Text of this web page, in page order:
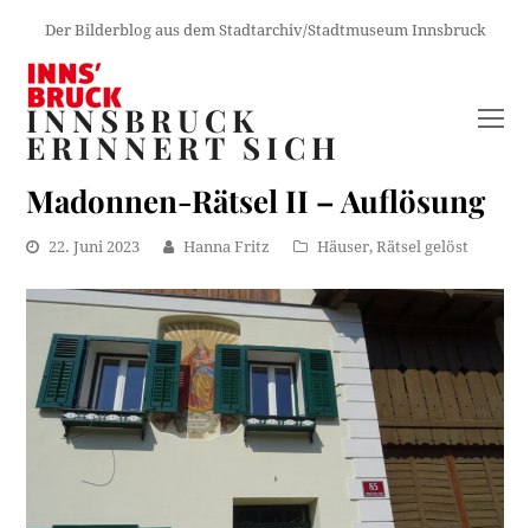
Der Bilderblog aus dem Stadtarchiv/Stadtmuseum Innsbruck
INNSBRUCK
ERINNERT SICH
Madonnen-Rätsel II – Auflösung
22. Juni 2023 Hanna Fritz Häuser,Rätsel gelöst